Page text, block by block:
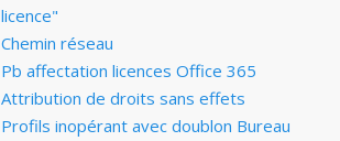
licence"
Chemin réseau
Pb affectation licences Office 365
Attribution de droits sans effets
Profils inopérant avec doublon Bureau